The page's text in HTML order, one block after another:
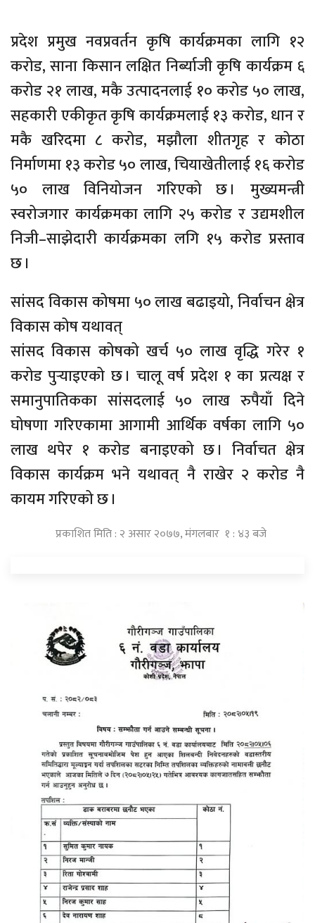
प्रदेश प्रमुख नवप्रवर्तन कृषि कार्यक्रमका लागि १२
करोड, साना किसान लक्षित निर्ब्याजी कृषि कार्यक्रम ६
करोड २१ लाख, मकै उत्पादनलाई १० करोड ५० लाख,
सहकारी एकीकृत कृषि कार्यक्रमलाई १३ करोड, धान र
मकै खरिदमा ८ करोड, मझौला शीतगृह र कोठा
निर्माणमा १३ करोड ५० लाख, चियाखेतीलाई १६ करोड
५० लाख विनियोजन गरिएको छ । मुख्यमन्त्री
स्वरोजगार कार्यक्रमका लागि २५ करोड र उद्यमशील
निजी–साझेदारी कार्यक्रमका लगि १५ करोड प्रस्ताव
छ ।
सांसद विकास कोषमा ५० लाख बढाइयो, निर्वाचन क्षेत्र
विकास कोष यथावत्
सांसद विकास कोषको खर्च ५० लाख वृद्धि गरेर १
करोड पुर्‍याइएको छ । चालू वर्ष प्रदेश १ का प्रत्यक्ष र
समानुपातिकका सांसदलाई ५० लाख रुपैयाँ दिने
घोषणा गरिएकामा आगामी आर्थिक वर्षका लागि ५०
लाख थपेर १ करोड बनाइएको छ । निर्वाचत क्षेत्र
विकास कार्यक्रम भने यथावत् नै राखेर २ करोड नै
कायम गरिएको छ ।
प्रकाशित मिति : २ असार २०७७, मंगलबार १ : ४३ बजे